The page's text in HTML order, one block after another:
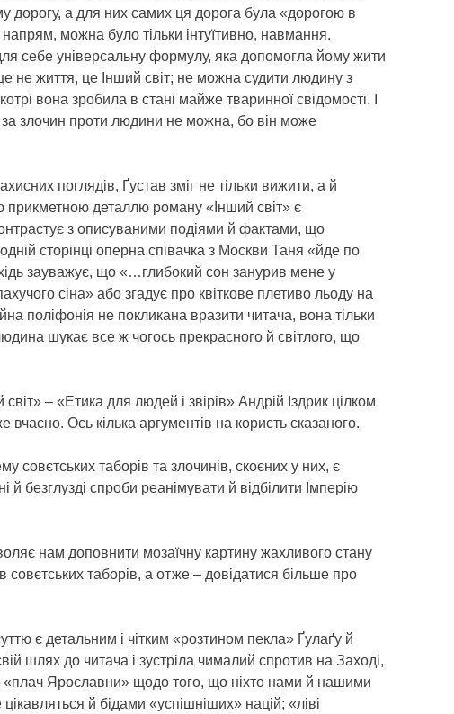
дорогу, а для них самих ця дорога була «дорогою в
можна було тільки інтуїтивно, навмання.
себе універсальну формулу, яка допомогла йому жити
не життя, це Інший світ; не можна судити людину з
вона зробила в стані майже тваринної свідомості. І
злочин проти людини не можна, бо він може
поглядів, Ґустав зміг не тільки вижити, а й
деталлю роману «Інший світ» є
з описуваними подіями й фактами, що
сторінці оперна співачка з Москви Таня «йде по
зауважує, що «…глибокий сон занурив мене у
сіна» або згадує про квіткове плетиво льоду на
поліфонія не покликана вразити читача, вона тільки
шукає все ж чогось прекрасного й світлого, що
– «Етика для людей і звірів» Андрій Іздрик цілком
Ось кілька аргументів на користь сказаного.
совєтських таборів та злочинів, скоєних у них, є
й безглузді спроби реанімувати й відбілити Імперію
нам доповнити мозаїчну картину жахливого стану
совєтських таборів, а отже – довідатися більше про
є детальним і чітким «розтином пекла» Ґулаґу й
шлях до читача і зустріла чималий спротив на Заході,
«плач Ярославни» щодо того, що ніхто нами й нашими
й бідами «успішніших» націй; «ліві